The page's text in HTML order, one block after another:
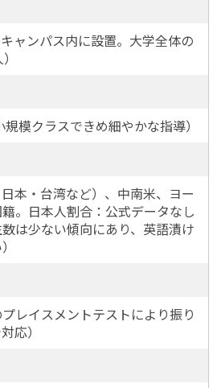
ャンパス内に設置。大学全体の
模クラスできめ細やかな指導）
本・台湾など）、中南米、ヨー
。日本人割合：公式データなし
数は少ない傾向にあり、英語漬け
レイスメントテストにより振り
応）